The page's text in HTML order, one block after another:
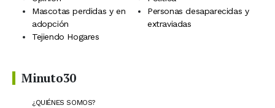
Mascotas perdidas y en
adopción
Personas desaparecidas y
extraviadas
Tejiendo Hogares
Minuto30
¿QUIÉNES SOMOS?